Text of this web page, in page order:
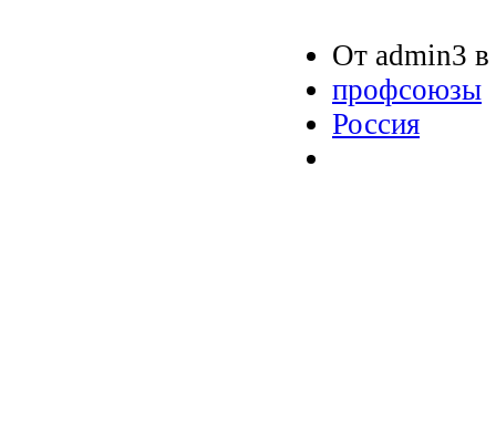
От admin3
профсоюзы
Россия